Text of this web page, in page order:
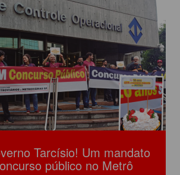
Tarcísio! Um mandato
público no Metrô